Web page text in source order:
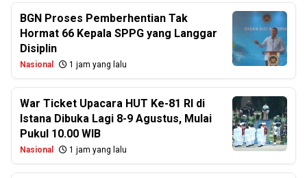
BGN Proses Pemberhentian Tak
Hormat 66 Kepala SPPG yang Langgar
Disiplin
Nasional 1 jam yang lalu
War Ticket Upacara HUT Ke-81 RI di
Istana Dibuka Lagi 8-9 Agustus, Mulai
Pukul 10.00 WIB
Nasional 1 jam yang lalu